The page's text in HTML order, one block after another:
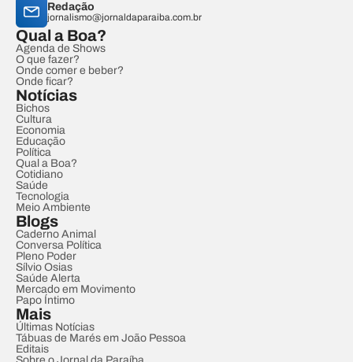
Redação
jornalismo@jornaldaparaiba.com.br
Qual a Boa?
Agenda de Shows
O que fazer?
Onde comer e beber?
Onde ficar?
Notícias
Bichos
Cultura
Economia
Educação
Política
Qual a Boa?
Cotidiano
Saúde
Tecnologia
Meio Ambiente
Blogs
Caderno Animal
Conversa Política
Pleno Poder
Sílvio Osias
Saúde Alerta
Mercado em Movimento
Papo Íntimo
Mais
Últimas Notícias
Tábuas de Marés em João Pessoa
Editais